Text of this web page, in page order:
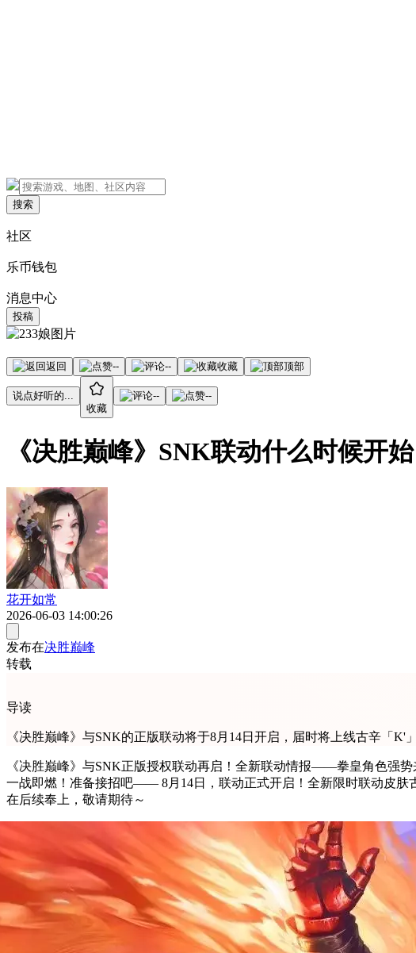
搜索
社区
乐币钱包
消息中心
投稿
返回 -- -- 收藏 顶部
说点好听的...
收藏
-- --
《决胜巅峰》SNK联动什么时候开
花开如常
2026-06-03 14:00:26
发布在决胜巅峰
转载
导读
《决胜巅峰》与SNK的正版联动将于8月14日开启，届时将上线古辛「
《决胜巅峰》与SNK正版授权联动再启！全新联动情报——拳皇角色强
一战即燃！准备接招吧—— 8月14日，联动正式开启！全新限时联动皮肤
在后续奉上，敬请期待～